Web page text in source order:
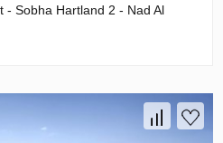
- Sobha Hartland 2 - Nad Al